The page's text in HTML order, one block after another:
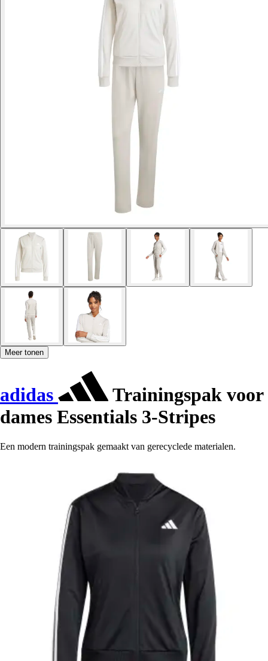
Meer tonen
adidas
Trainingspak voor
dames Essentials 3-Stripes
Een modern trainingspak gemaakt van gerecyclede materialen.